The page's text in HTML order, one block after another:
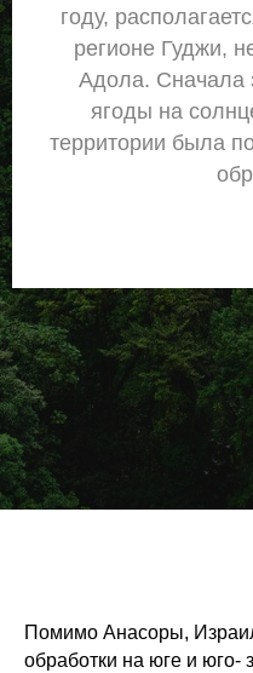
году,
регионе Гуджи,
Адола. Сначала
ягоды на
территории была
Помимо Анасоры,
обработки на юге и